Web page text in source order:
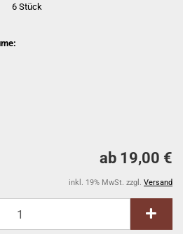
6Stück
ab 19,00 €
inkl. 19% MwSt. zzgl. Versand